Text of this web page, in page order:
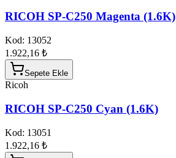
RICOH SP-C250 Magenta (1.6K)
Kod: 13052
1.922,16 ₺
Sepete Ekle
Ricoh
RICOH SP-C250 Cyan (1.6K)
Kod: 13051
1.922,16 ₺